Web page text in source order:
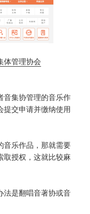
体管理协会
音集协管理的音乐作
提交申请并缴纳使用
音乐作品，那就需要
取授权，这就比较麻
法是翻唱音著协或音